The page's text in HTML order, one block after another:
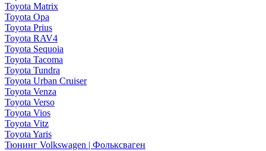
Toyota Matrix
Toyota Opa
Toyota Prius
Toyota RAV4
Toyota Sequoia
Toyota Tacoma
Toyota Tundra
Toyota Urban Cruiser
Toyota Venza
Toyota Verso
Toyota Vios
Toyota Vitz
Toyota Yaris
Тюнинг Volkswagen | Фольксваген